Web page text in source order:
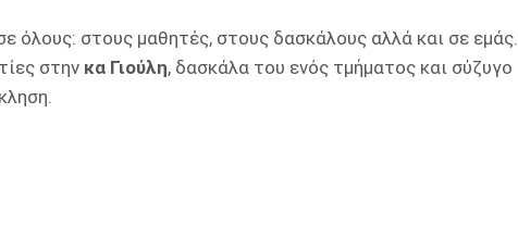
όλους: στους μαθητές, στους δασκάλους αλλά και σε εμάς.
στην κα Γιούλη, δασκάλα του ενός τμήματος και σύζυγο